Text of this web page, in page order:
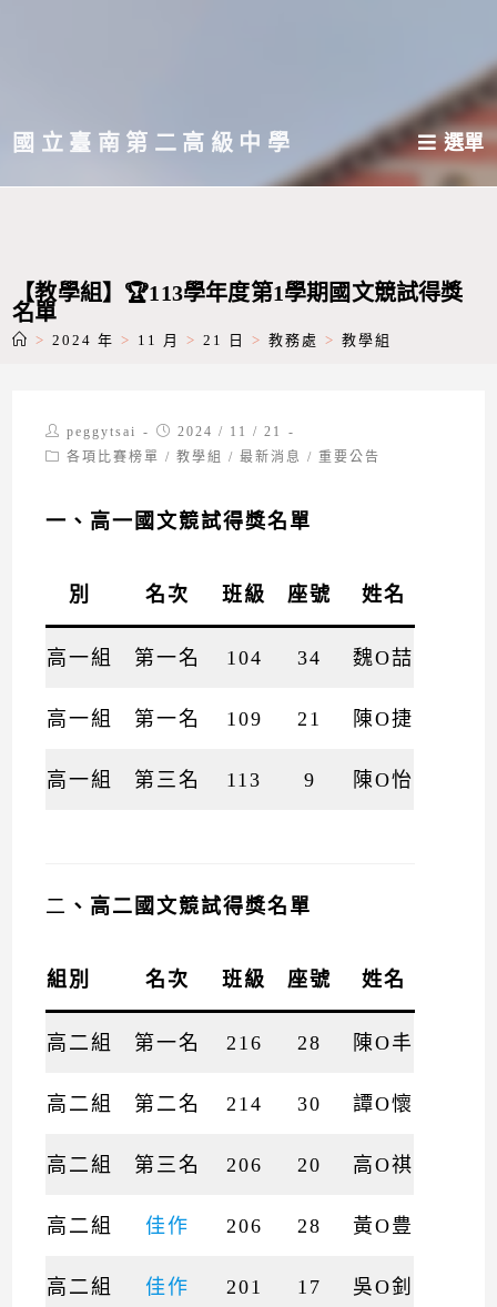
主國立臺南第二高級中學 選單
【教學組】🏆113學年度第1學期國文競試得獎
名單
> 2024 年 > 11 月 > 21 日 > 教務處 > 教學組
Post
author:
peggytsai
Post
published:
2024 / 11 / 21
Post各項比賽榜單 / 教學組 / 最新消息 / 重要公告
一、高一國文競試得獎名單
別 名次 班級 座號 姓名
高一組 第一名 104 34 魏O喆
高一組 第一名 109 21 陳O捷
高一組 第三名 113 9 陳O怡
二 、高二國文競試得獎名單
組別 名次 班級 座號 姓名
高二組 第一名 216 28 陳O丰
高二組 第二名 214 30 譚O懷
高二組 第三名 206 20 高O祺
高二組 佳作 206 28 黃O豊
高二組 佳作 201 17 吳O釗